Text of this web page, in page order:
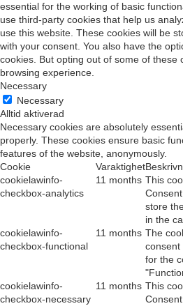
essential for the working of basic
use third-party cookies that help us
use this website. These cookies will be
with your consent. You also have the
cookies. But opting out of some of these
browsing experience.
Necessary
Necessary
Alltid aktiverad
Necessary cookies are absolutely
properly. These cookies ensure basic
features of the website, anonymously.
Cookie
Varaktighet
cookielawinfo-
checkbox-analytics
11 months This
store
in the
cookielawinfo-
checkbox-functional
11 months The
consent
for the
cookielawinfo-
checkbox-necessary
11 months This